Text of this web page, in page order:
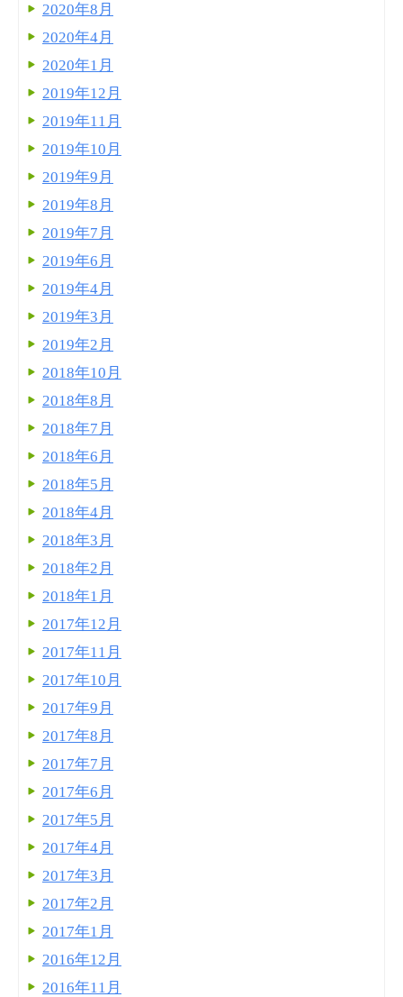
2020年8月
2020年4月
2020年1月
2019年12月
2019年11月
2019年10月
2019年9月
2019年8月
2019年7月
2019年6月
2019年4月
2019年3月
2019年2月
2018年10月
2018年8月
2018年7月
2018年6月
2018年5月
2018年4月
2018年3月
2018年2月
2018年1月
2017年12月
2017年11月
2017年10月
2017年9月
2017年8月
2017年7月
2017年6月
2017年5月
2017年4月
2017年3月
2017年2月
2017年1月
2016年12月
2016年11月